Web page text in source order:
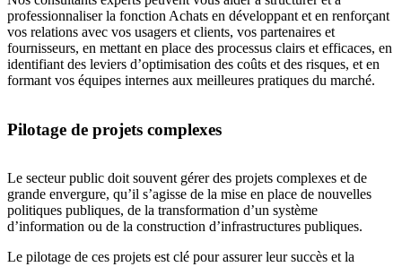
professionnaliser la fonction Achats en développant et en renforçant
vos relations avec vos usagers et clients, vos partenaires et
fournisseurs, en mettant en place des processus clairs et efficaces, en
identifiant des leviers d’optimisation des coûts et des risques, et en
formant vos équipes internes aux meilleures pratiques du marché.
Pilotage de projets complexes
Le secteur public doit souvent gérer des projets complexes et de
grande envergure, qu’il s’agisse de la mise en place de nouvelles
politiques publiques, de la transformation d’un système
d’information ou de la construction d’infrastructures publiques.
Le pilotage de ces projets est clé pour assurer leur succès et la